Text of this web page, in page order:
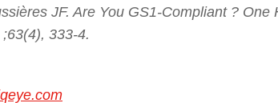
JF. Are You GS1-Compliant ? One
333-4.